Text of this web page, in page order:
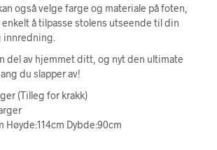
også velge farge og materiale på foten,
å tilpasse stolens utseende til din
innredning.
del av hjemmet ditt, og nyt den ultimate
du slapper av!
(Tilleg for krakk)
Høyde:114cm Dybde:90cm